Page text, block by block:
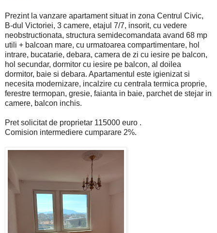
Prezint la vanzare apartament situat in zona Centrul Civic,
B-dul Victoriei, 3 camere, etajul 7/7, insorit, cu vedere
neobstructionata, structura semidecomandata avand 68 mp
utili + balcoan mare, cu urmatoarea compartimentare, hol
intrare, bucatarie, debara, camera de zi cu iesire pe balcon,
hol secundar, dormitor cu iesire pe balcon, al doilea
dormitor, baie si debara. Apartamentul este igienizat si
necesita modernizare, incalzire cu centrala termica proprie,
ferestre termopan, gresie, faianta in baie, parchet de stejar in
camere, balcon inchis.
Pret solicitat de proprietar 115000 euro .
Comision intermediere cumparare 2%.